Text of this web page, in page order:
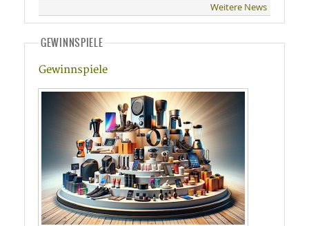
Weitere News
GEWINNSPIELE
Gewinnspiele